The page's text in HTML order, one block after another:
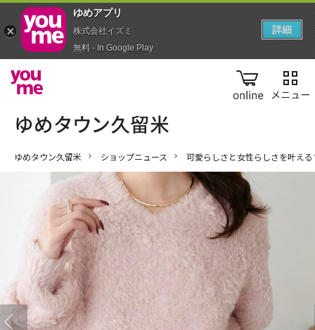
online
ゆめタウン久留米 ショップニュース 可愛らしさと女性らしさを叶え
ゆめアプ‪リ‬
株式会社イズミ
無料 - In Google Play
詳細